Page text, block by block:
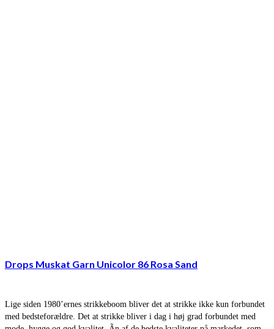
Drops Muskat Garn Unicolor 86 Rosa Sand
Lige siden 1980’ernes strikkeboom bliver det at strikke ikke kun forbundet
med bedsteforældre. Det at strikke bliver i dag i høj grad forbundet med